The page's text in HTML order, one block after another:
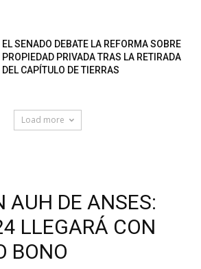
EL SENADO DEBATE LA REFORMA SOBRE
PROPIEDAD PRIVADA TRAS LA RETIRADA
DEL CAPÍTULO DE TIERRAS
Load more